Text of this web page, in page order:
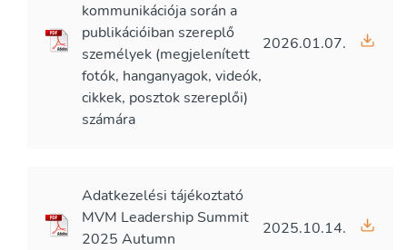
kommunikációja során a
publikációiban szereplő
személyek (megjelenített
fotók, hanganyagok, videók,
cikkek, posztok szereplői)
számára
2026.01.07.
Adatkezelési tájékoztató
MVM Leadership Summit
2025 Autumn
2025.10.14.